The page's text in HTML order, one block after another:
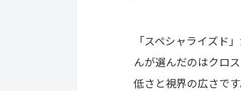
「スペシャライズド
んが選んだのはクロ
低さと視界の広さです